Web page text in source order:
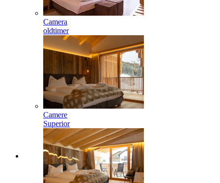
Camera
oldtimer
Camere
Superior